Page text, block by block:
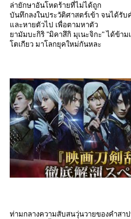
ล่ายักษาอันโหดร้ายที่ไม่ได้ถูก
บันทึกลงในประวัติศาสตร์เข้า จนได้รับ
ละหายตัวไป เพื่อตามหาตัว
ามัมบะกิริ "มิคาสึกิ มุเนะจิกะ" ได้ข้าม
ตเกียว มาโลกยุคใหม่กันหละ
ท่ามกลางความสับสนวุ่นวายของคำสา